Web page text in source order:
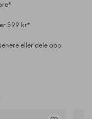
599 kr*
eller dele opp